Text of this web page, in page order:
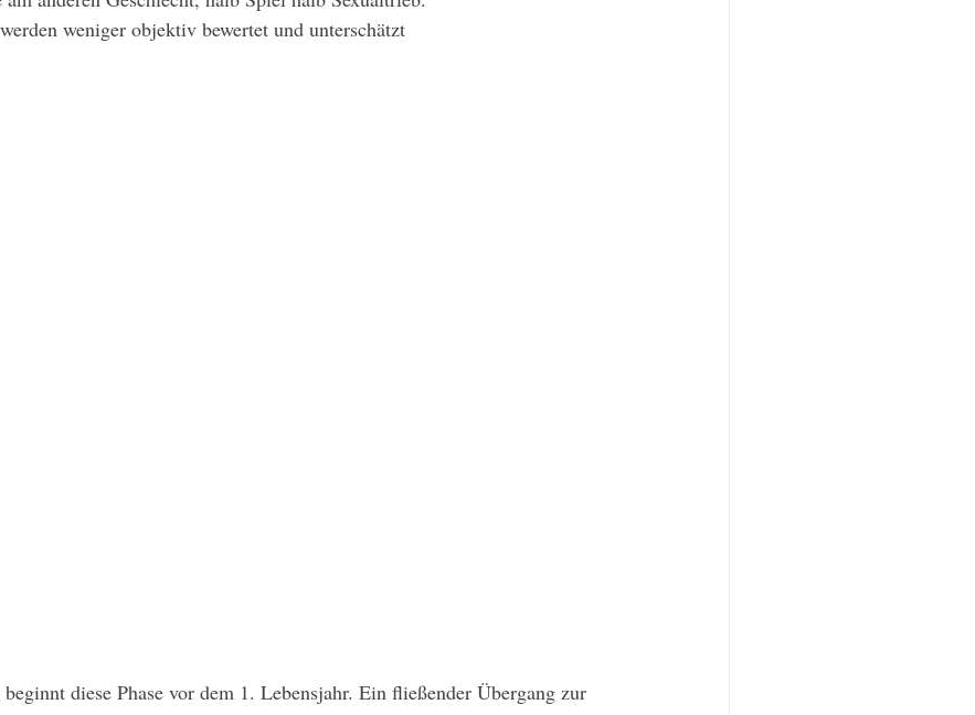
weniger objektiv bewertet und unterschätzt
diese Phase vor dem 1. Lebensjahr. Ein fließender Übergang zur